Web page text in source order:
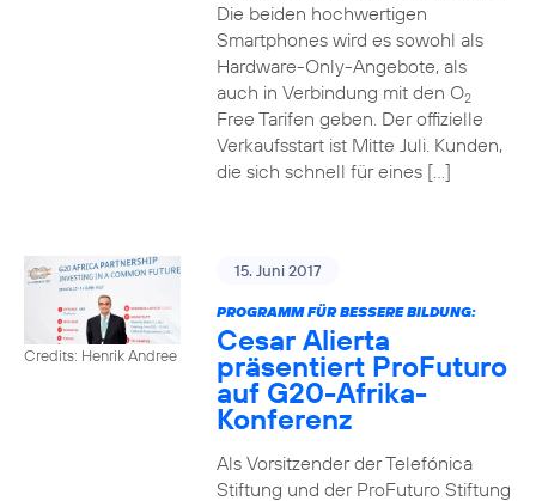
Die beiden hochwertigen
Smartphones wird es sowohl als
Hardware-Only-Angebote, als
auch in Verbindung mit den O2
Free Tarifen geben. Der offizielle
Verkaufsstart ist Mitte Juli. Kunden,
die sich schnell für eines […]
Credits: Henrik Andree
15. Juni 2017
PROGRAMM FÜR BESSERE BILDUNG:
Cesar Alierta
präsentiert ProFuturo
auf G20-Afrika-
Konferenz
Als Vorsitzender der Telefónica
Stiftung und der ProFuturo Stiftung